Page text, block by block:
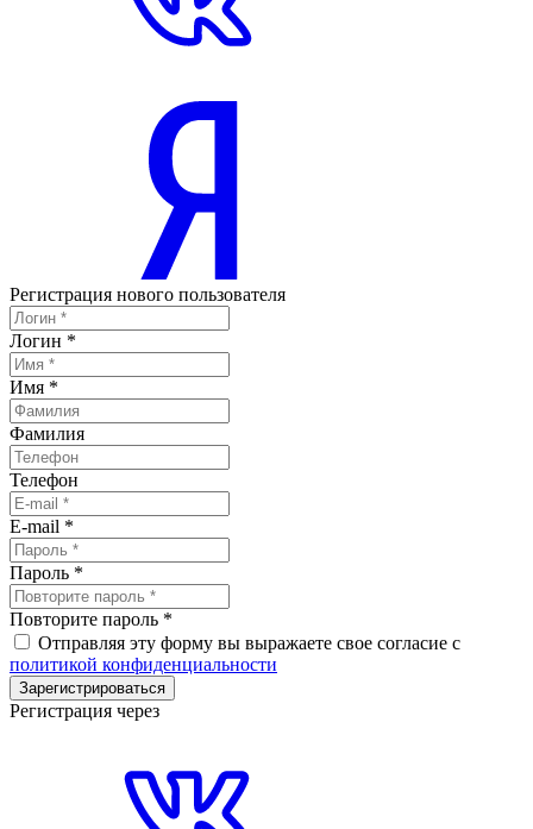
Регистрация нового пользователя
Логин *
Имя *
Фамилия
Телефон
E-mail *
Пароль *
Повторите пароль *
Отправляя эту форму вы выражаете свое согласие с
политикой конфиденциальности
Зарегистрироваться
Регистрация через